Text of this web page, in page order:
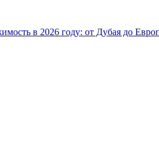
в 2026 году: от Дубая до